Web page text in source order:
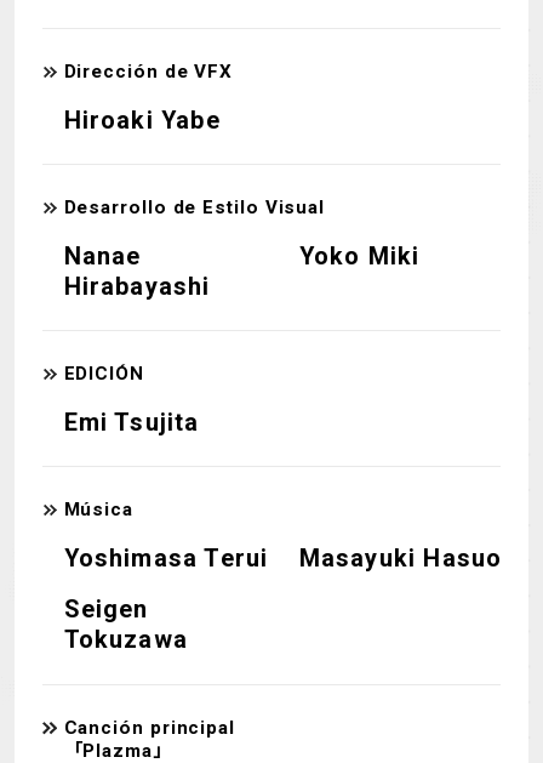
Dirección de VFX
Hiroaki Yabe
Desarrollo de Estilo Visual
Nanae
Hirabayashi
Yoko Miki
EDICIÓN
Emi Tsujita
Música
Yoshimasa Terui
Masayuki Hasuo
Seigen
Tokuzawa
Canción principal
「Plazma」